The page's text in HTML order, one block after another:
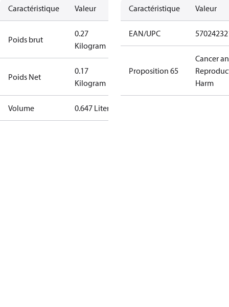
Caractéristique Valeur
Poids brut
0.27
Kilogram
Poids Net
0.17
Kilogram
Volume 0.647 Liter
Caractéristique Valeur
EAN/UPC
Proposition 65
Cancer
Harm